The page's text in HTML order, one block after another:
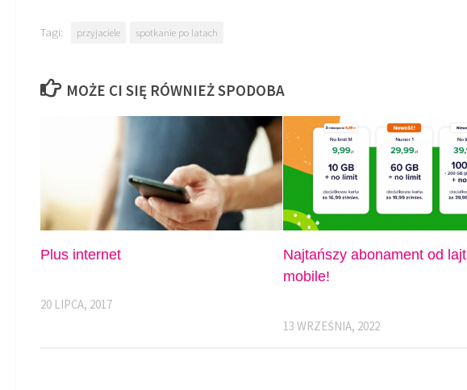
Tagi: przyjaciele spotkanie po latach
MOŻE CI SIĘ RÓWNIEŻ SPODOBA
Plus internet
20 LIPCA, 2017
Najtańszy abonament od lajt
mobile!
13 WRZEŚNIA, 2022